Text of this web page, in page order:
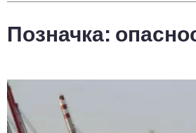
Позначка: